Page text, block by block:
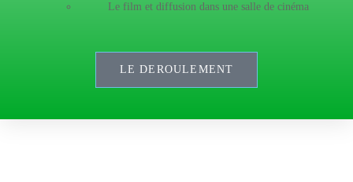
Le film et diffusion dans une salle de cinéma
LE DEROULEMENT